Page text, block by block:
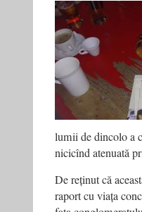
lumii de dincolo a
nicicînd atenuată
De reținut că
raport cu viața